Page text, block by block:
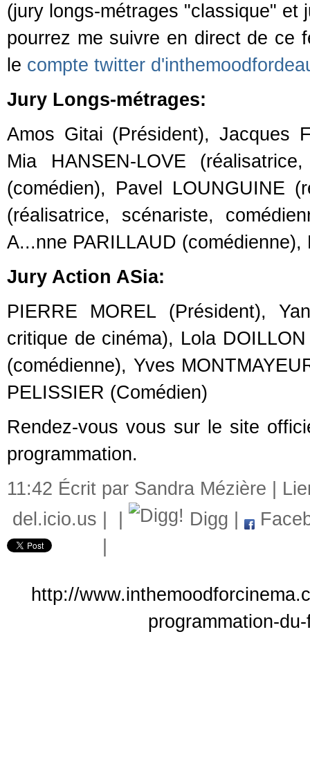
(jury longs-métrages "classique" et
pourrez me suivre en direct de ce
le compte twitter
Jury Longs-métrages:
Amos Gitai (Président), Jacques
Mia HANSEN-LOVE
(comédien), Pavel LOUNGUINE
(réalisatrice, scénariste,
A...nne PARILLAUD
Jury Action ASia:
PIERRE MOREL (Président),
critique de cinéma), Lola
(comédienne), Yves
PELISSIER (Comédien)
Rendez-vous vous sur le site
programmation.
11:42 Écrit par Sandra Mézière |
del.icio.us
Digg
http://
programmation-